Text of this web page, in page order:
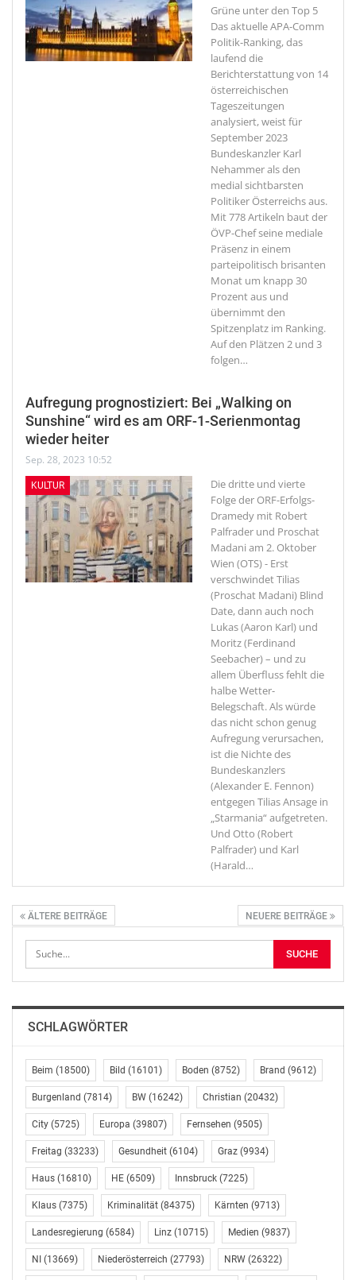
Grüne unter den Top 5
Das aktuelle APA-Comm
Politik-Ranking, das
laufend die
Berichterstattung von 14
österreichischen
Tageszeitungen
analysiert, weist für
September 2023
Bundeskanzler Karl
Nehammer als den
medial sichtbarsten
Politiker Österreichs aus.
Mit 778 Artikeln baut der
ÖVP-Chef seine mediale
Präsenz in einem
parteipolitisch brisanten
Monat um knapp 30
Prozent aus und
übernimmt den
Spitzenplatz im Ranking.
Auf den Plätzen 2 und 3
folgen…
Aufregung prognostiziert: Bei „Walking on
Sunshine“ wird es am ORF-1-Serienmontag
wieder heiter
Sep. 28, 2023 10:52
KULTUR
Die dritte und vierte
Folge der ORF-Erfolgs-
Dramedy mit Robert
Palfrader und Proschat
Madani am 2. Oktober
Wien (OTS) - Erst
verschwindet Tilias
(Proschat Madani) Blind
Date, dann auch noch
Lukas (Aaron Karl) und
Moritz (Ferdinand
Seebacher) – und zu
allem Überfluss fehlt die
halbe Wetter-
Belegschaft. Als würde
das nicht schon genug
Aufregung verursachen,
ist die Nichte des
Bundeskanzlers
(Alexander E. Fennon)
entgegen Tilias Ansage in
„Starmania“ aufgetreten.
Und Otto (Robert
Palfrader) und Karl
(Harald…
ÄLTERE BEITRÄGE NEUERE BEITRÄGE
SCHLAGWÖRTER
Beim (18500) Bild (16101) Boden (8752) Brand (9612)
Burgenland (7814) BW (16242) Christian (20432)
City (5725) Europa (39807) Fernsehen (9505)
Freitag (33233) Gesundheit (6104) Graz (9934)
Haus (16810) HE (6509) Innsbruck (7225)
Klaus (7375) Kriminalität (84375) Kärnten (9713)
Landesregierung (6584) Linz (10715) Medien (9837)
NI (13669) Niederösterreich (27793) NRW (26322)